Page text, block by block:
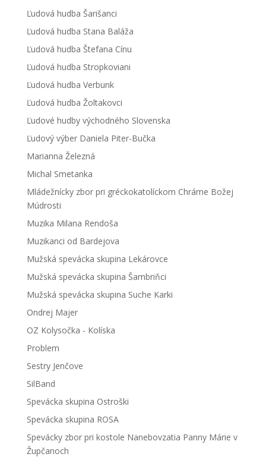
Ľudová hudba Šarišanci
Ľudová hudba Stana Baláža
Ľudová hudba Štefana Cínu
Ľudová hudba Stropkoviani
Ľudová hudba Verbunk
Ľudová hudba Žoltakovci
Ľudové hudby východného Slovenska
Ľudový výber Daniela Piter-Bučka
Marianna Železná
Michal Smetanka
Mládežnícky zbor pri gréckokatolíckom Chráme Božej
Múdrosti
Muzika Milana Rendoša
Muzikanci od Bardejova
Mužská spevácka skupina Lekárovce
Mužská spevácka skupina Šambriňci
Mužská spevácka skupina Suche Karki
Ondrej Majer
OZ Kolysočka - Kolíska
Problem
Sestry Jenčove
SilBand
Spevácka skupina Ostroški
Spevácka skupina ROSA
Spevácky zbor pri kostole Nanebovzatia Panny Márie v
Župčanoch